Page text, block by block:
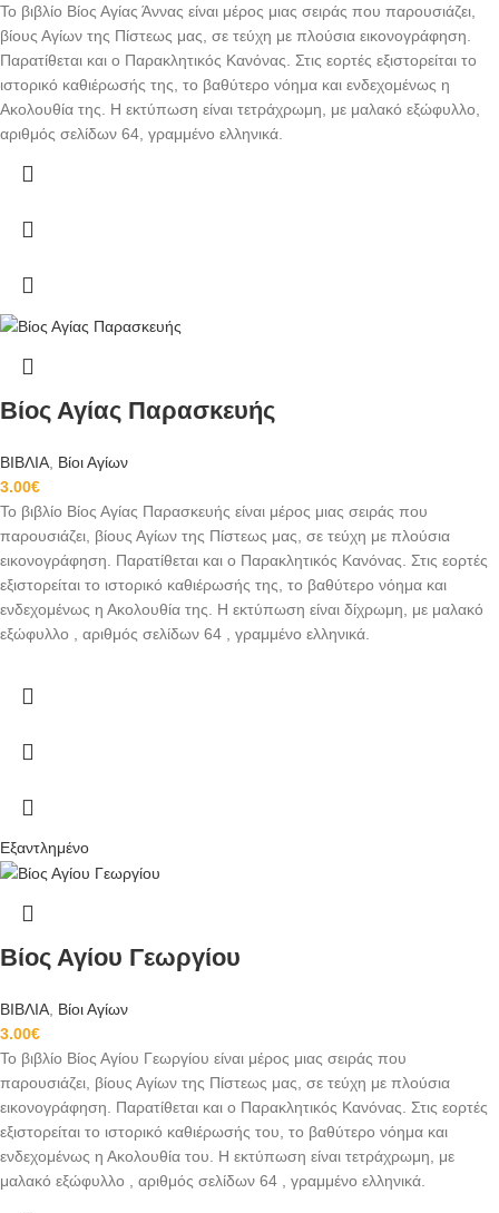
Το βιβλίο Βίος Αγίας Άννας είναι μέρος μιας σειράς που παρουσιάζει,
βίους Αγίων της Πίστεως μας, σε τεύχη με πλούσια εικονογράφηση.
Παρατίθεται και ο Παρακλητικός Κανόνας. Στις εορτές εξιστορείται το
ιστορικό καθιέρωσής της, το βαθύτερο νόημα και ενδεχομένως η
Ακολουθία της. Η εκτύπωση είναι τετράχρωμη, με μαλακό εξώφυλλο,
αριθμός σελίδων 64, γραμμένο ελληνικά.
Βίος Αγίας Παρασκευής
ΒΙΒΛΙΑ Βίοι Αγίων
3.00€
Το βιβλίο Βίος Αγίας Παρασκευής είναι μέρος μιας σειράς που
παρουσιάζει, βίους Αγίων της Πίστεως μας, σε τεύχη με πλούσια
εικονογράφηση. Παρατίθεται και ο Παρακλητικός Κανόνας. Στις εορτές
εξιστορείται το ιστορικό καθιέρωσής της, το βαθύτερο νόημα και
ενδεχομένως η Ακολουθία της. Η εκτύπωση είναι δίχρωμη, με μαλακό
εξώφυλλο , αριθμός σελίδων 64 , γραμμένο ελληνικά.
Εξαντλημένο
Βίος Αγίου Γεωργίου
ΒΙΒΛΙΑ Βίοι Αγίων
3.00€
Το βιβλίο Βίος Αγίου Γεωργίου είναι μέρος μιας σειράς που
παρουσιάζει, βίους Αγίων της Πίστεως μας, σε τεύχη με πλούσια
εικονογράφηση. Παρατίθεται και ο Παρακλητικός Κανόνας. Στις εορτές
εξιστορείται το ιστορικό καθιέρωσής του, το βαθύτερο νόημα και
ενδεχομένως η Ακολουθία του. Η εκτύπωση είναι τετράχρωμη, με
μαλακό εξώφυλλο , αριθμός σελίδων 64 , γραμμένο ελληνικά.